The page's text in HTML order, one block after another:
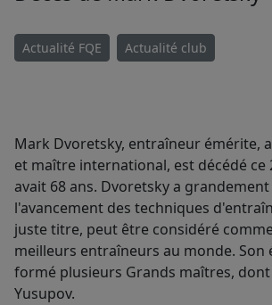
Actualité FQE Actualité club
Mark Dvoretsky, entraîneur émérite,
et maître international, est décédé ce
avait 68 ans. Dvoretsky a
l'avancement des techniques
juste titre, peut être considéré
meilleurs entraîneurs au monde. Son
formé plusieurs Grands maîtres,
Yusupov.